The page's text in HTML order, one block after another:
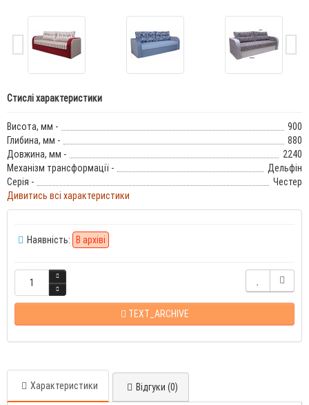
Стислі характеристики
Висота, мм -
900
Глибина, мм -
880
Довжина, мм -
2240
Механізм трансформації -
Дельфін
Серія -
Честер
Дивитись всі характеристики
Наявність: В архіві
TEXT_ARCHIVE
Характеристики Відгуки (0)